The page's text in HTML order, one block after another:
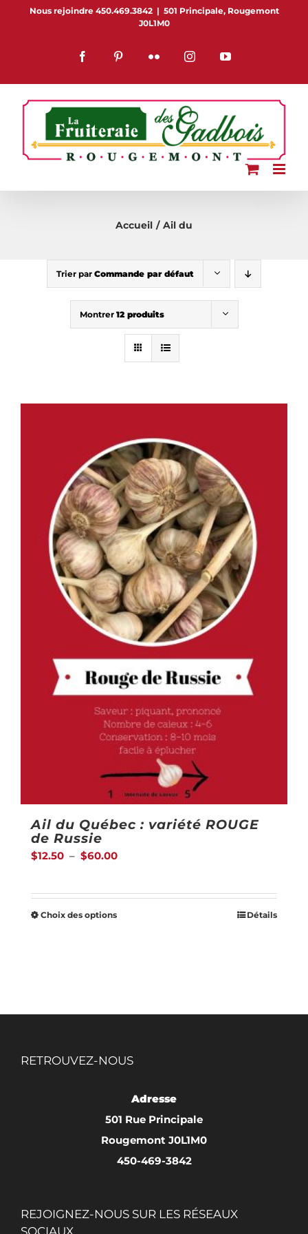
PasserNous rejoindre 450.469.3842 | 501 Principale, Rougemont
J0L1M0
FacebookPinterestFlickr InstagramYouTube
Accueil Ail du
Trier par Commande par défaut
Montrer 12 produits
Ail du Québec : variété ROUGE
de Russie
$12.50 – $60.00Plage
prix :
Choix des optionsCe
peuvent
choisies
sur
la
page
produit
Détails
RETROUVEZ-NOUS
Adresse
501 Rue Principale
Rougemont J0L1M0
450-469-3842
REJOIGNEZ-NOUS SUR LES RÉSEAUX